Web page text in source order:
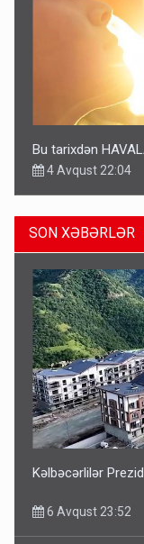
Bu tarixdən
4 Avqust 22:04
ŞOK! David
6 Avqust 14:14
SON XƏBƏRLƏR
Kəlbəcərlilər
6 Avqust 23:52